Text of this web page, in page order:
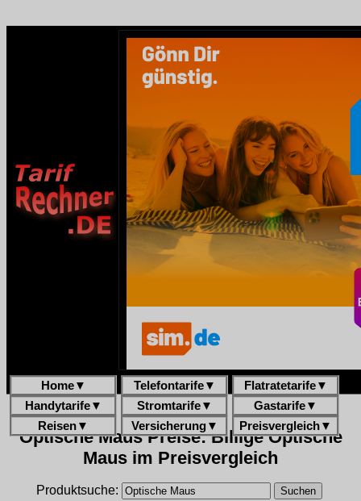
Home▼ Telefontarife▼ Flatratetarife▼
Handytarife▼ Stromtarife▼ Gastarife▼
Reisen▼ Versicherung▼ Preisvergleich▼
Optische Maus Preise: Billige Optische
Maus im Preisvergleich
Produktsuche: